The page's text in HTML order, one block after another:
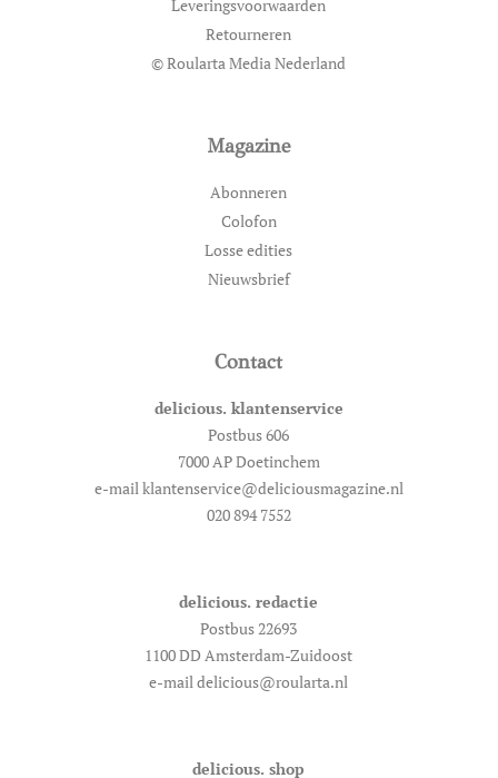
Leveringsvoorwaarden
Retourneren
© Roularta Media Nederland
Magazine
Abonneren
Colofon
Losse edities
Nieuwsbrief
Contact
delicious. klantenservice
Postbus 606
7000 AP Doetinchem
e-mail klantenservice@deliciousmagazine.nl
020 894 7552
delicious. redactie
Postbus 22693
1100 DD Amsterdam-Zuidoost
e-mail delicious@roularta.nl
delicious. shop